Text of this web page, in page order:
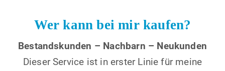
Wer kann bei mir kaufen?
Bestandskunden – Nachbarn – Neukunden
Dieser Service ist in erster Linie für meine